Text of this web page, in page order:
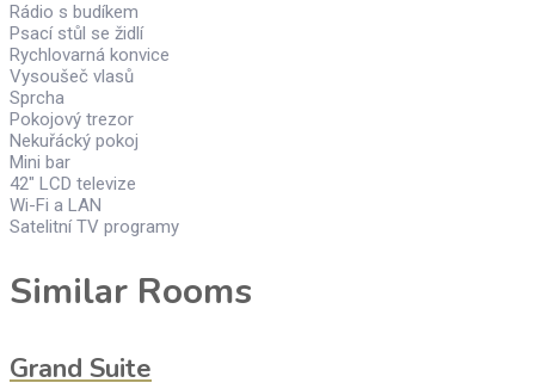
Rádio s budíkem
Psací stůl se židlí
Rychlovarná konvice
Vysoušeč vlasů
Sprcha
Pokojový trezor
Nekuřácký pokoj
Mini bar
42″ LCD televize
Wi-Fi a LAN
Satelitní TV programy
Similar Rooms
Grand Suite